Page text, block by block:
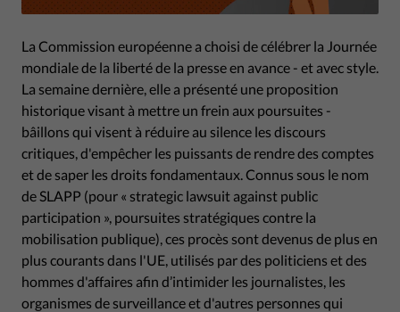
La Commission européenne a choisi de célébrer la Journée
mondiale de la liberté de la presse en avance - et avec style.
La semaine dernière, elle a présenté une proposition
historique visant à mettre un frein aux poursuites -
bâillons qui visent à réduire au silence les discours
critiques, d'empêcher les puissants de rendre des comptes
et de saper les droits fondamentaux. Connus sous le nom
de SLAPP (pour « strategic lawsuit against public
participation », poursuites stratégiques contre la
mobilisation publique), ces procès sont devenus de plus en
plus courants dans l'UE, utilisés par des politiciens et des
hommes d'affaires afin d’intimider les journalistes, les
organismes de surveillance et d'autres personnes qui